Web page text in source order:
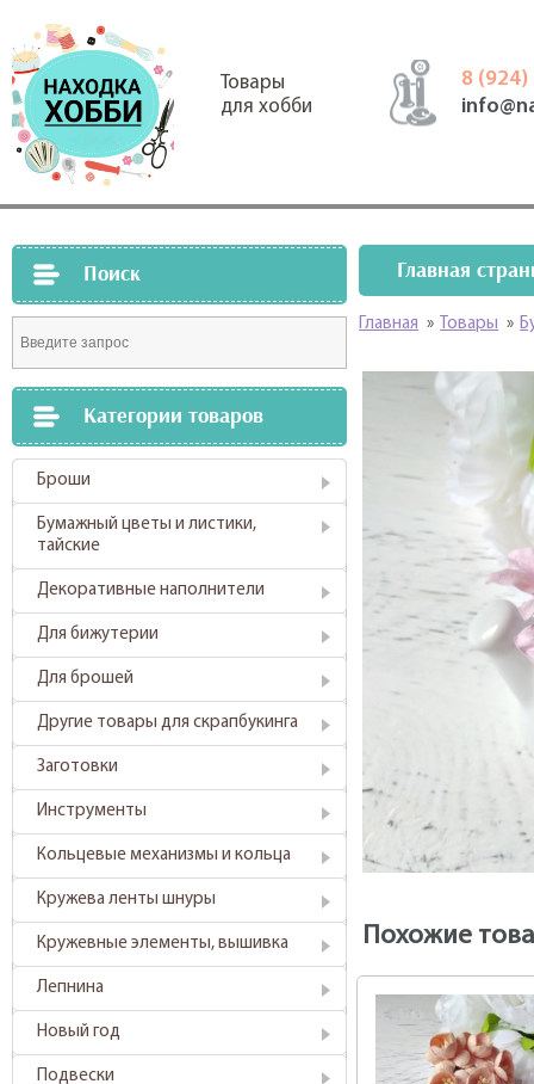
Товары
для хобби
8 (924)
Поиск
Категории товаров
Броши
Бумажный цветы и листики,
тайские
Декоративные наполнители
Для бижутерии
Для брошей
Другие товары для скрапбукинга
Заготовки
Инструменты
Кольцевые механизмы и кольца
Кружева ленты шнуры
Кружевные элементы, вышивка
Лепнина
Новый год
Подвески
Главная
Главная » Товары »
Похожие